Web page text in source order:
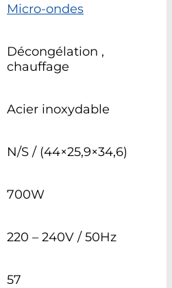
Micro-ondes
Décongélation ,
chauffage
Acier inoxydable
N/S / (44×25,9×34,6)
700W
220 – 240V / 50Hz
57